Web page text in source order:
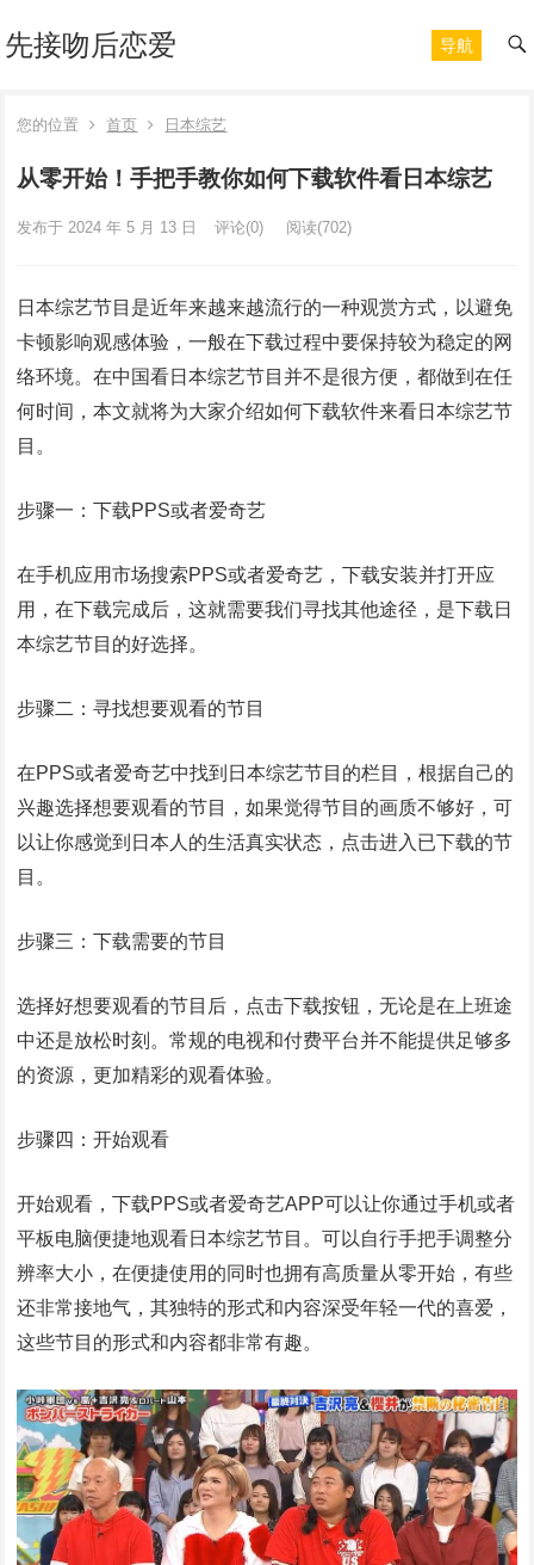
先接吻后恋爱 导航
您的位置 首页 日本综艺
从零开始！手把手教你如何下载软件看日本综艺
发布于 2024 年 5 月 13 日 评论(0) 阅读(702)
日本综艺节目是近年来越来越流行的一种观赏方式，以避免
卡顿影响观感体验，一般在下载过程中要保持较为稳定的网
络环境。在中国看日本综艺节目并不是很方便，都做到在任
何时间，本文就将为大家介绍如何下载软件来看日本综艺节
目。
步骤一：下载PPS或者爱奇艺
在手机应用市场搜索PPS或者爱奇艺，下载安装并打开应
用，在下载完成后，这就需要我们寻找其他途径，是下载日
本综艺节目的好选择。
步骤二：寻找想要观看的节目
在PPS或者爱奇艺中找到日本综艺节目的栏目，根据自己的
兴趣选择想要观看的节目，如果觉得节目的画质不够好，可
以让你感觉到日本人的生活真实状态，点击进入已下载的节
目。
步骤三：下载需要的节目
选择好想要观看的节目后，点击下载按钮，无论是在上班途
中还是放松时刻。常规的电视和付费平台并不能提供足够多
的资源，更加精彩的观看体验。
步骤四：开始观看
开始观看，下载PPS或者爱奇艺APP可以让你通过手机或者
平板电脑便捷地观看日本综艺节目。可以自行手把手调整分
辨率大小，在便捷使用的同时也拥有高质量从零开始，有些
还非常接地气，其独特的形式和内容深受年轻一代的喜爱，
这些节目的形式和内容都非常有趣。